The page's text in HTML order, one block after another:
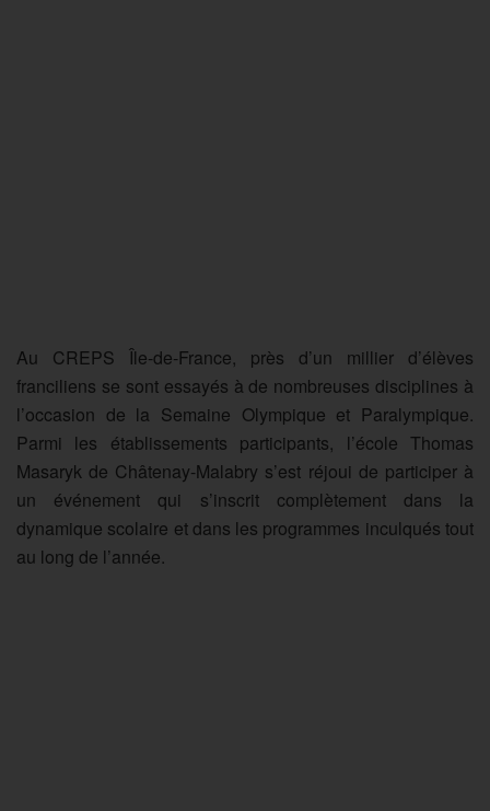
Au CREPS Île-de-France, près d’un millier d’élèves
franciliens se sont essayés à de nombreuses disciplines à
l’occasion de la Semaine Olympique et Paralympique.
Parmi les établissements participants, l’école Thomas
Masaryk de Châtenay-Malabry s’est réjoui de participer à
un événement qui s’inscrit complètement dans la
dynamique scolaire et dans les programmes inculqués tout
au long de l’année.